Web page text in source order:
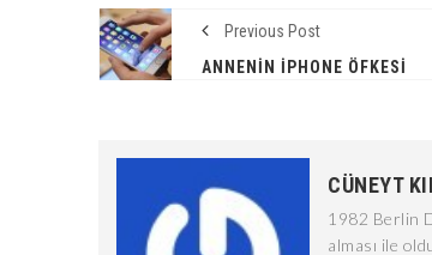
Previous Post
ANNENIN IPHONE ÖFKESI
CÜNEYT
1982 Berlin
alması ile